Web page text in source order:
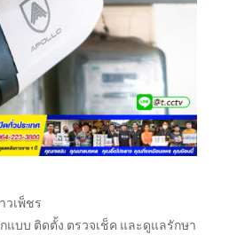
วเพ็ชร
แบบ ติดตั้ง ตรวจเช็ค และดูแลรักษา